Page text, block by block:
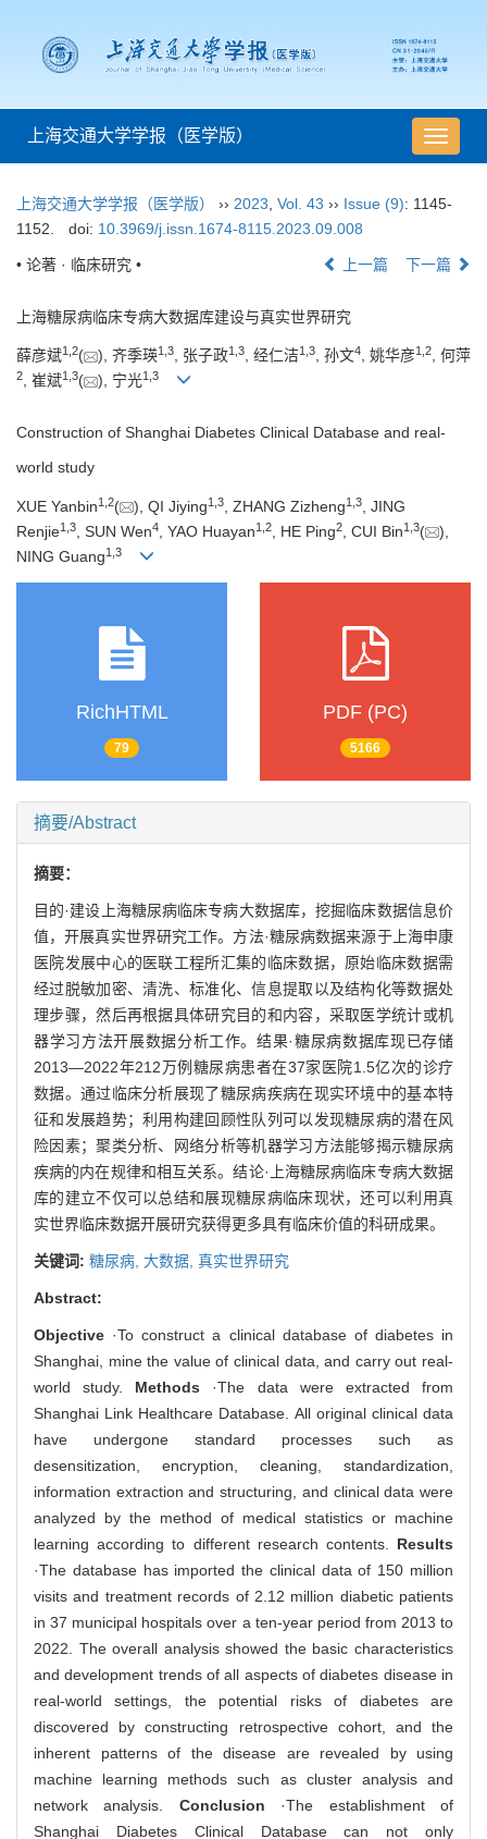
导
航
换
上海交通大学学报（医学版）
上海交通大学学报（医学版） ›› 2023 Vol. 43 ›› Issue (9): 1145-
1152.
doi: 10.3969/j.issn.1674-8115.2023.09.008
• 论著 · 临床研究 • 上一篇 下一篇
上海糖尿病临床专病大数据库建设与真实世界研究
薛彦斌1 2( ), 齐季瑛1 3, 张子政1 3, 经仁洁1 3, 孙文4, 姚华彦1 2, 何萍
2, 崔斌1 3( ), 宁光1 3
Construction of Shanghai Diabetes Clinical Database and real-
world study
XUE Yanbin1 2( ), QI Jiying1 3 , ZHANG Zizheng1 3
, JING
Renjie1 3 , SUN Wen4 , YAO Huayan1 2 , HE Ping2 , CUI Bin1 3(
),
NING Guang1 3
RichHTML
79
PDF (PC)
5166
摘要/Abstract
摘要：
目的·建设上海糖尿病临床专病大数据库，挖掘临床数据信息价
值，开展真实世界研究工作。方法·糖尿病数据来源于上海申康
医院发展中心的医联工程所汇集的临床数据，原始临床数据需
经过脱敏加密、清洗、标准化、信息提取以及结构化等数据处
理步骤，然后再根据具体研究目的和内容，采取医学统计或机
器学习方法开展数据分析工作。结果·糖尿病数据库现已存储
2013—2022年212万例糖尿病患者在37家医院1.5亿次的诊疗
数据。通过临床分析展现了糖尿病疾病在现实环境中的基本特
征和发展趋势；利用构建回顾性队列可以发现糖尿病的潜在风
险因素；聚类分析、网络分析等机器学习方法能够揭示糖尿病
疾病的内在规律和相互关系。结论·上海糖尿病临床专病大数据
库的建立不仅可以总结和展现糖尿病临床现状，还可以利用真
实世界临床数据开展研究获得更多具有临床价值的科研成果。
关键词: 糖尿病, 大数据, 真实世界研究
Abstract:
Objective ·To construct a clinical database of diabetes in
Shanghai, mine the value of clinical data, and carry out real-
world study. Methods ·The data were extracted from
Shanghai Link Healthcare Database. All original clinical data
have undergone standard processes such as
desensitization, encryption, cleaning, standardization,
information extraction and structuring, and clinical data were
analyzed by the method of medical statistics or machine
learning according to different research contents. Results
·The database has imported the clinical data of 150 million
visits and treatment records of 2.12 million diabetic patients
in 37 municipal hospitals over a ten-year period from 2013 to
2022. The overall analysis showed the basic characteristics
and development trends of all aspects of diabetes disease in
real-world settings, the potential risks of diabetes are
discovered by constructing retrospective cohort, and the
inherent patterns of the disease are revealed by using
machine learning methods such as cluster analysis and
network analysis. Conclusion ·The establishment of
Shanghai Diabetes Clinical Database can not only